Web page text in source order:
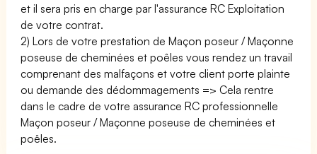
et il sera pris en charge par l'assurance RC Exploitation
de votre contrat.
2) Lors de votre prestation de Maçon poseur / Maçonne
poseuse de cheminées et poêles vous rendez un travail
comprenant des malfaçons et votre client porte plainte
ou demande des dédommagements => Cela rentre
dans le cadre de votre assurance RC professionnelle
Maçon poseur / Maçonne poseuse de cheminées et
poêles.